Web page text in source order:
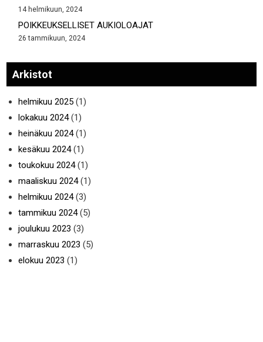
14 helmikuun, 2024
POIKKEUKSELLISET AUKIOLOAJAT
26 tammikuun, 2024
Arkistot
helmikuu 2025 (1)
lokakuu 2024(1)
heinäkuu 2024(1)
kesäkuu 2024(1)
toukokuu 2024(1)
maaliskuu 2024(1)
helmikuu 2024(3)
tammikuu 2024(5)
joulukuu 2023 (3)
marraskuu 2023 (5)
elokuu 2023 (1)